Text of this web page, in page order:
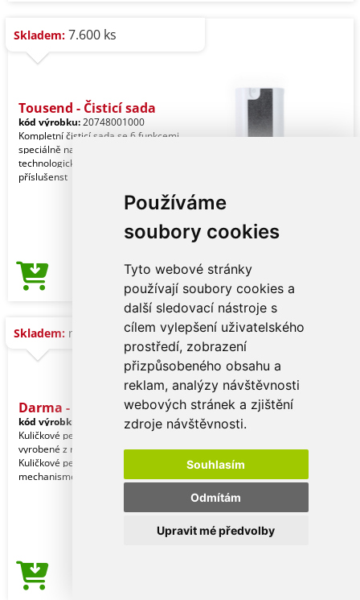
Používáme
soubory cookies
Tyto webové stránky
používají soubory cookies a
další sledovací nástroje s
cílem vylepšení uživatelského
prostředí, zobrazení
přizpůsobeného obsahu a
reklam, analýzy návštěvnosti
webových stránek a zjištění
zdroje návštěvnosti.
Souhlasím
Odmítám
Upravit mé předvolby
Skladem: 7.600 ks
Tousend - Čisticí sada
kód výrobku:20748001000
Kompletní čisticí sada se 6 funkcemi,
speciálně navržená pro péči a údržbu
technologických zařízení. Veškeré
příslušenst
Cena od68,57 Kč
Skladem: na dotaz
Darma - Sada
kód výrobku:
20686000000
Kuličkové pero a roller s uzávěrem
vyrobené z recyklovaného hliníku.
Kuličkové pero s otočným
mechanismem a roller s uzá